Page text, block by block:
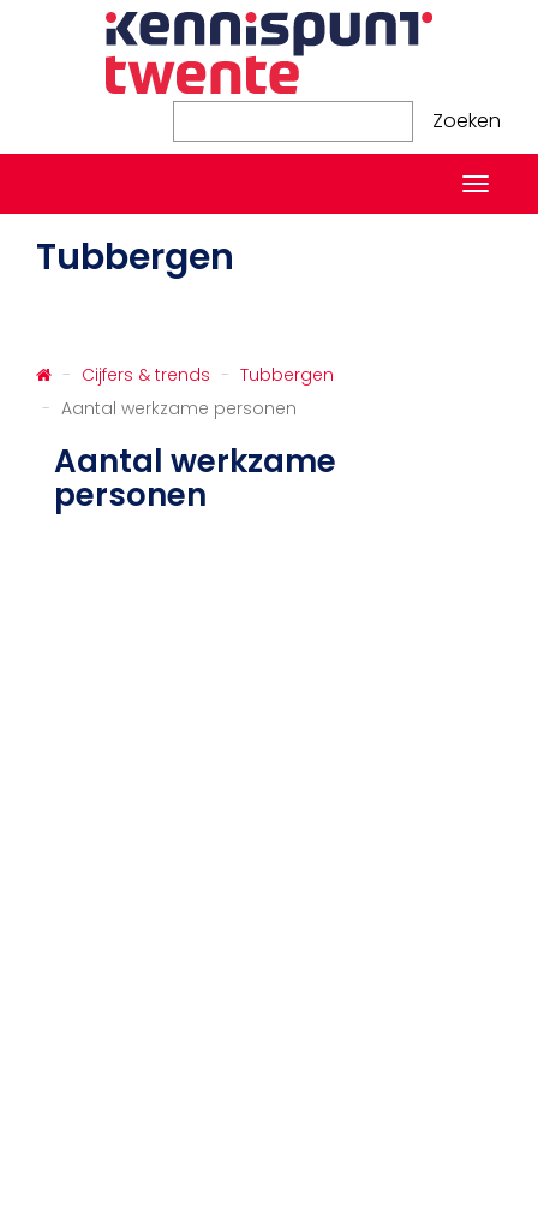
Zoeken Zoeken
Tubbergen
Cijfers & trends
Tubbergen
Aantal werkzame personen
Aantal werkzame
personen